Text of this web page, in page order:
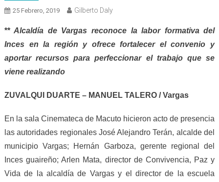
25 Febrero, 2019 Gilberto Daly
**Alcaldía de Vargas reconoce la labor formativa del
Inces en la región y ofrece fortalecer el convenio y
aportar recursos para perfeccionar el trabajo que se
viene realizando
ZUVALQUI DUARTE – MANUEL TALERO / Vargas
En la sala Cinemateca de Macuto hicieron acto de presencia
las autoridades regionales José Alejandro Terán, alcalde del
municipio Vargas; Hernán Garboza, gerente regional del
Inces guaireño; Arlen Mata, director de Convivencia, Paz y
Vida de la alcaldía de Vargas y el director de la escuela